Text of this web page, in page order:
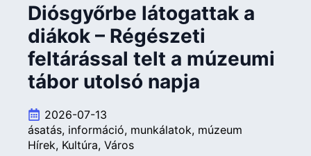
Diósgyőrbe látogattak a
diákok – Régészeti
feltárással telt a múzeumi
tábor utolsó napja
2026-07-13
ásatás információ munkálatok múzeum
Hírek Kultúra Város